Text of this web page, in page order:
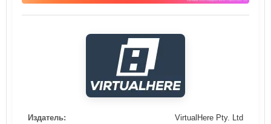
Издатель: VirtualHere Pty. Ltd